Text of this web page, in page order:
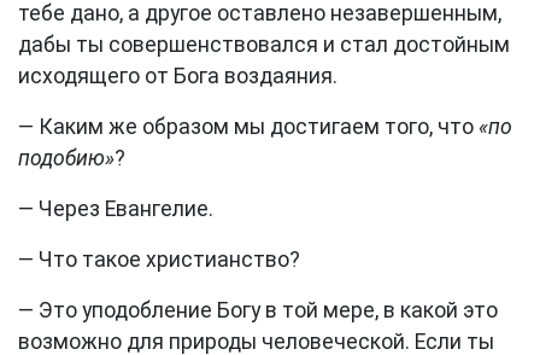
тебе дано, а другое оставлено незавершенным,
дабы ты совершенствовался и стал достойным
исходящего от Бога воздаяния.
— Каким же образом мы достигаем того, что «по
подобию»?
— Через Евангелие.
— Что такое христианство?
— Это уподобление Богу в той мере, в какой это
возможно для природы человеческой. Если ты